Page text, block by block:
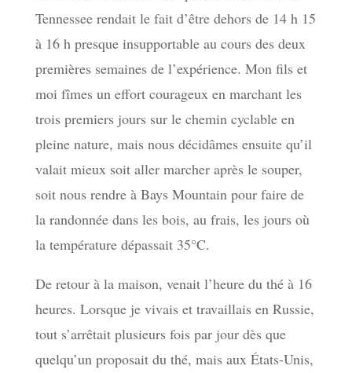
Tennessee rendait le fait d’être dehors de 14 h 15
à 16 h presque insupportable au cours des deux
premières semaines de l’expérience. Mon fils et
moi fîmes un effort courageux en marchant les
trois premiers jours sur le chemin cyclable en
pleine nature, mais nous décidâmes ensuite qu’il
valait mieux soit aller marcher après le souper,
soit nous rendre à Bays Mountain pour faire de
la randonnée dans les bois, au frais, les jours où
la température dépassait 35°C.
De retour à la maison, venait l’heure du thé à 16
heures. Lorsque je vivais et travaillais en Russie,
tout s’arrêtait plusieurs fois par jour dès que
quelqu’un proposait du thé, mais aux États-Unis,